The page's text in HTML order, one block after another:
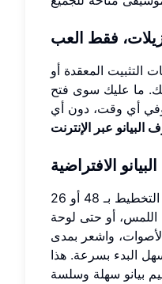
فقط العب
التثبيت المعقدة أو
ما عليك سوى فتح
وفي أي وقت، دون أي
البيانو عبر الإنترنت
الافتراضية
. عادةً ما يتميز التخطيط بـ 48 أو 26
اللمس، أو حتى لوحة
واشعر بمدى
البدء بسرعة. هذا